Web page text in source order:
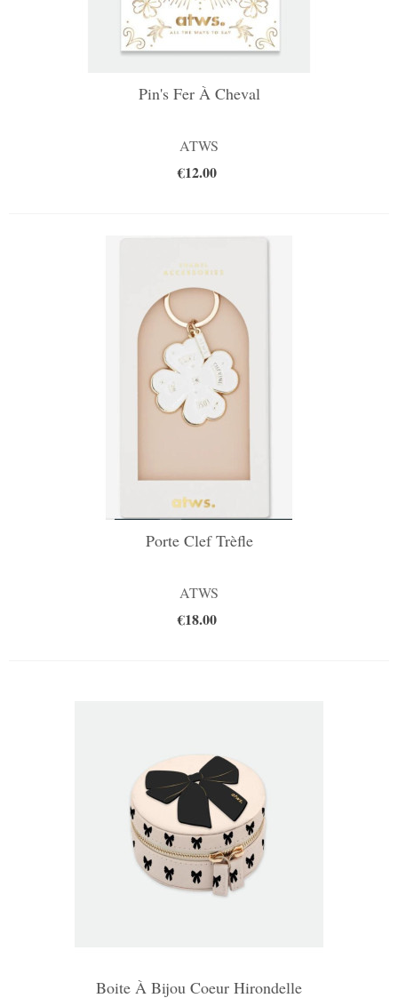
Pin's Fer À Cheval
ATWS
€12.00
Porte Clef Trèfle
ATWS
€18.00
Boite À Bijou Coeur Hirondelle